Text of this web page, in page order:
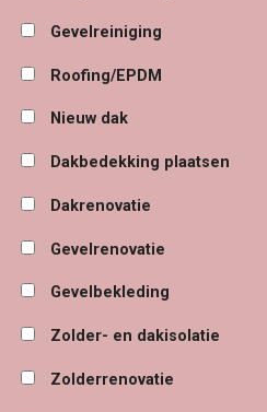
Gevelreiniging
Roofing/EPDM
Nieuw dak
Dakbedekking plaatsen
Dakrenovatie
Gevelrenovatie
Gevelbekleding
Zolder- en dakisolatie
Zolderrenovatie